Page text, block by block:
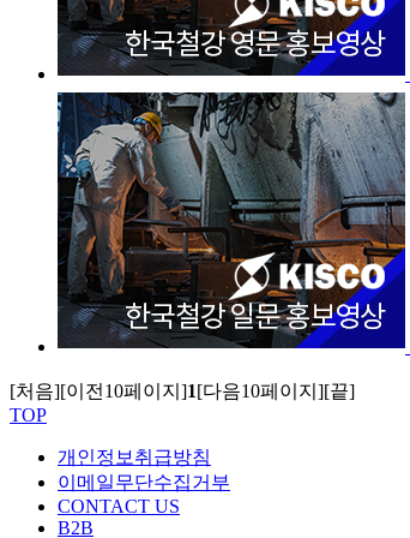
[처음][이전10페이지]1[다음10페이지][끝]
TOP
개인정보취급방침
이메일무단수집거부
CONTACT US
B2B